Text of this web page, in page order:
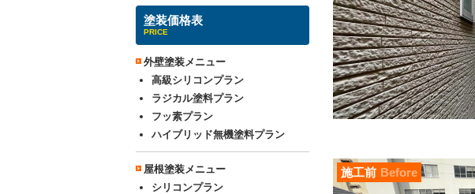
施工前 Before
塗装価格表
PRICE
外壁塗装メニュー
高級シリコンプラン
ラジカル塗料プラン
フッ素プラン
ハイブリッド無機塗料プラン
屋根塗装メニュー
シリコンプラン